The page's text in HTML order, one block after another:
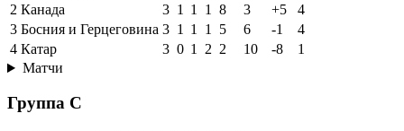
2 Канада 3 1 1 1 8 3 +5
4
3 Босния и Герцеговина 3 1 1 1 5 6 -1
4
4 Катар 3 0 1 2 2 10 -8
1
Матчи
Группа C